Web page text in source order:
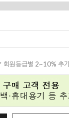
회원등급별 2~10% 추